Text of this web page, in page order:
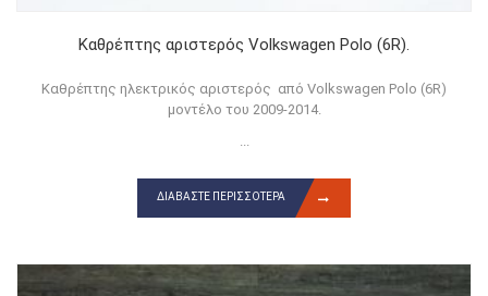
Καθρέπτης αριστερός Volkswagen Polo (6R).
Καθρέπτης ηλεκτρικός αριστερός από Volkswagen Polo (6R)
μοντέλο του 2009-2014.
...
ΔΙΑΒΆΣΤΕ ΠΕΡΙΣΣΌΤΕΡΑ